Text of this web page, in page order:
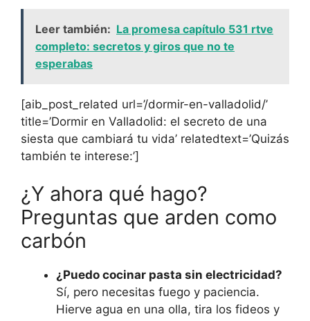
Leer también: La promesa capítulo 531 rtve
completo: secretos y giros que no te
esperabas
[aib_post_related url=’/dormir-en-valladolid/’
title=’Dormir en Valladolid: el secreto de una
siesta que cambiará tu vida’ relatedtext=’Quizás
también te interese:’]
¿Y ahora qué hago?
Preguntas que arden como
carbón
¿Puedo cocinar pasta sin electricidad?
Sí, pero necesitas fuego y paciencia.
Hierve agua en una olla, tira los fideos y